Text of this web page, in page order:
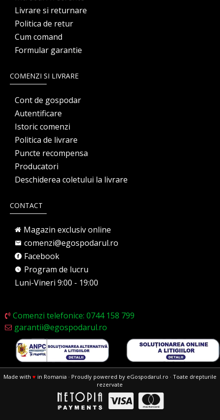
Livrare si returnare
Politica de retur
Cum comand
Formular garantie
COMENZI SI LIVRARE
Cont de gospodar
Autentificare
Istoric comenzi
Politica de livrare
Puncte recompensa
Producatori
Deschiderea coletului la livrare
CONTACT
Magazin exclusiv online
comenzi@egospodarul.ro
Facebook
Program de lucru
Luni-Vineri 9:00 - 19:00
Comenzi telefonice: 0744 158 799
garantii@egospodarul.ro
Made with ♥ in Romania · Proudly powered by eGospodarul.ro · Toate drepturile
rezervate